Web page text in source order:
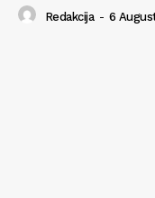
Redakcija - 6